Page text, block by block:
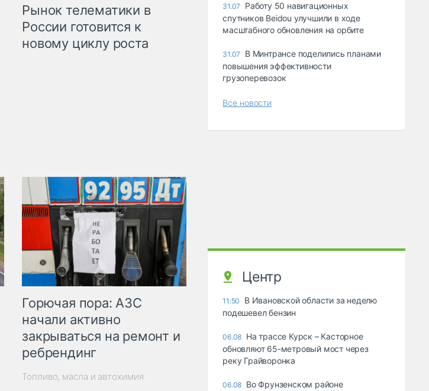
Рынок телематики в
России готовится к
новому циклу роста
Горючая пора: АЗС
начали активно
закрываться на ремонт и
ребрендинг
Топливо, масла и автохимия
31.07
Работу 50 навигационных
спутников Beidou улучшили в ходе
масштабного обновления на орбите
31.07
В Минтрансе поделились планами
повышения эффективности
грузоперевозок
Все новости
Центр
11:50
В Ивановской области за неделю
подешевел бензин
06.08 На трассе Курск – Касторное
обновляют 65-метровый мост через
реку Грайворонка
06.08 Во Фрунзенском районе